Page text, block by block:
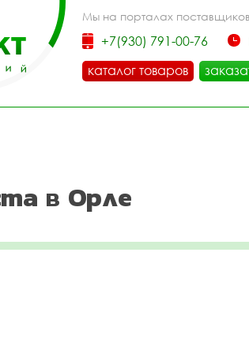
Мы на порталах
+7(930) 791-00-76
каталог товаров
в Орле